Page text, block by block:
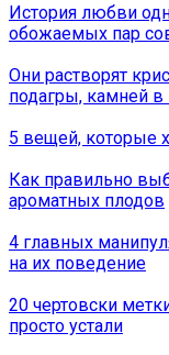
История любви
обожаемых пар
Они растворят
подагры, камней в
5 вещей, которые
Как правильно
ароматных плодов
4 главных
на их поведение
20 чертовски
просто устали